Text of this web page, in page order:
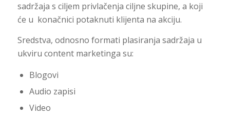
sadržaja s ciljem privlačenja ciljne skupine, a koji
će u konačnici potaknuti klijenta na akciju.
Sredstva, odnosno formati plasiranja sadržaja u
ukviru content marketinga su:
Blogovi
Audio zapisi
Video